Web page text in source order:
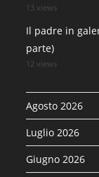
13 views
Il padre in
parte)
12 views
Agosto 2026
Luglio 2026
Giugno 2026